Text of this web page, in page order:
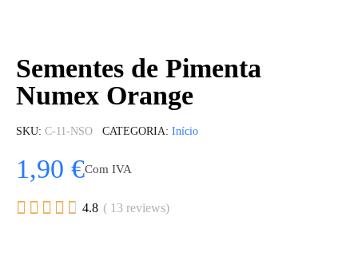
Sementes de Pimenta
Numex Orange
SKU C-11-NSO CATEGORIA Início
1,90 €Com IVA
     4.8 ( 13 reviews)